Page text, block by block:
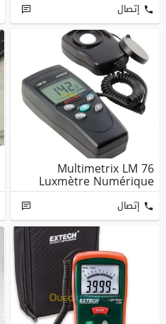
إتصال
Multimetrix LM 76
Luxmètre Numérique
إتصال